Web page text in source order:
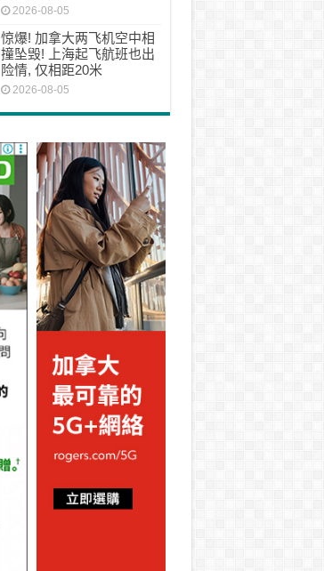
2026-08-05
惊爆! 加拿大两飞机空中相
撞坠毁! 上海起飞航班也出
险情, 仅相距20米
2026-08-05